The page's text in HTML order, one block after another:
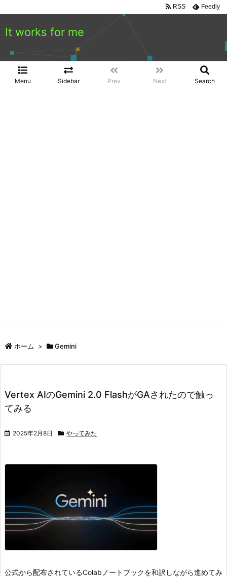
It works for me
Menu Sidebar Prev Next Search
RSS Feedly
ホーム > Gemini
Vertex AIのGemini 2.0 FlashがGAされたので触っ
てみる
2025年2月8日 やってみた
公式から配布されているColabノートブックを和訳しながら進めてみ